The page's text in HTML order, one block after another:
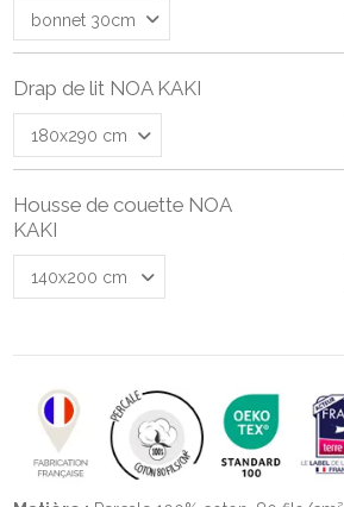
Drap de lit NOA KAKI
Housse de couette NOA
KAKI